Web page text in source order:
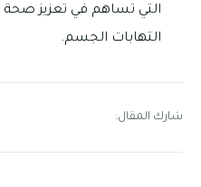
التي تساهم في تعزيز صحة
التهابات الجسم.
شارك المقال: